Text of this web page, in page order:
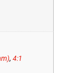
, 4:1